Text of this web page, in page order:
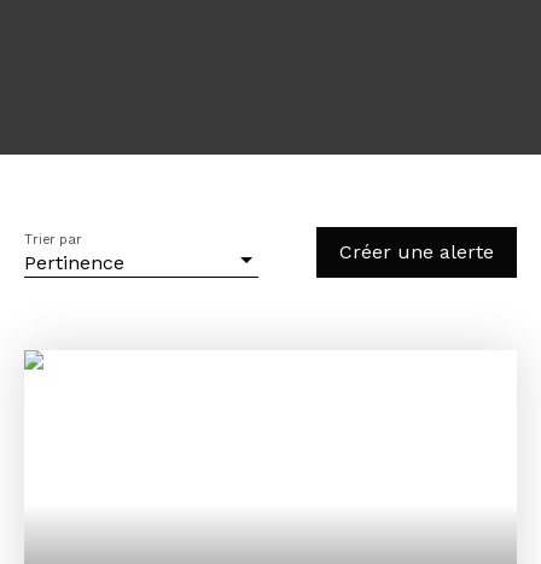
Pertinence
Trier par
Créer une alerte